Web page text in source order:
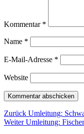
Kommentar *
Name *
E-Mail-Adresse *
Website
Zurück Vorheriger
Beitrag:
Umleitung:
Weiter Nächster
Umleitung: